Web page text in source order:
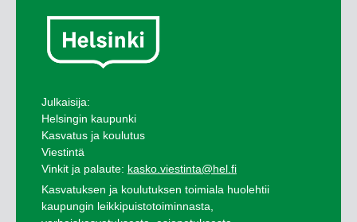
Julkaisija:
Helsingin kaupunki
Kasvatus ja koulutus
Viestintä
Vinkit ja palaute: kasko.viestinta@hel.fi
Kasvatuksen ja koulutuksen toimiala huolehtii
kaupungin leikkipuistotoiminnasta,